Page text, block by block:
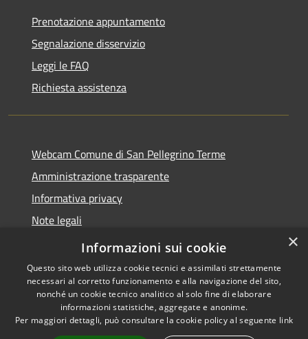
Prenotazione appuntamento
Segnalazione disservizio
Leggi le FAQ
Richiesta assistenza
Webcam Comune di San Pellegrino Terme
Amministrazione trasparente
Informativa privacy
Note legali
Dichiarazione di accessibilità
Accessibilità
Copyright © 2026 • Comune di
San Pellegrino Terme •
×
Informazioni sui cookie
Questo sito web utilizza cookie tecnici e assimilati strettamente
necessari al corretto funzionamento e alla navigazione del sito,
nonché un cookie tecnico analitico al solo fine di elaborare
informazioni statistiche, aggregate e anonime.
Per maggiori dettagli, può consultare la cookie policy al seguente link